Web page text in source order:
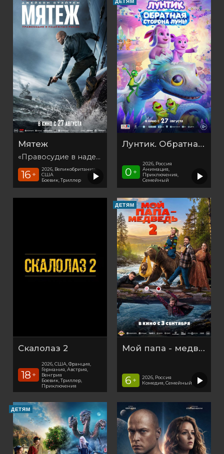
Мятеж
«Правосудие в надежных руках»
16 +
2026, Великобритания,
США
Боевик, Триллер
Лунтик. Обратная сторона Луны
0 +
2026, Россия
Анимация,
Приключения,
Семейный
Скалолаз 2
18 +
2026, США, Франция,
Германия, Австрия,
Венгрия
Боевик, Триллер,
Приключения
ДЕТЯМ
Мой папа - медведь 2
6 +
2026, Россия
Комедия, Семейный
ДЕТЯМ